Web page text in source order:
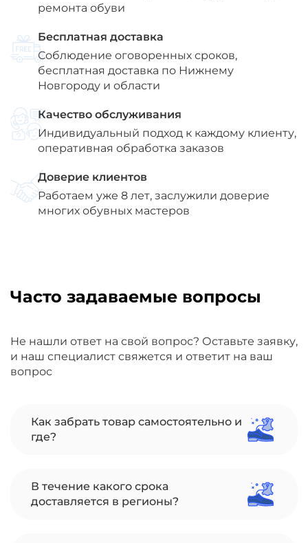
ремонта обуви
Бесплатная доставка
Соблюдение оговоренных сроков,
бесплатная доставка по Нижнему
Новгороду и области
Качество обслуживания
Индивидуальный подход к каждому клиенту,
оперативная обработка заказов
Доверие клиентов
Работаем уже 8 лет, заслужили доверие
многих обувных мастеров
Часто задаваемые вопросы
Не нашли ответ на свой вопрос? Оставьте заявку,
и наш специалист свяжется и ответит на ваш
вопрос
Как забрать товар самостоятельно и
где?
В течение какого срока
доставляется в регионы?